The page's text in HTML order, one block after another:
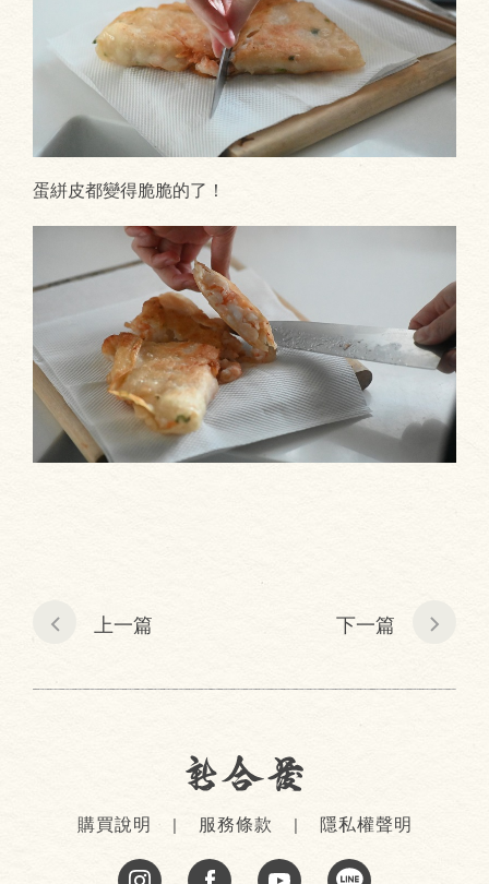
蛋絣皮都變得脆脆的了！
上一篇 下一篇
購買說明 服務條款 隱私權聲明